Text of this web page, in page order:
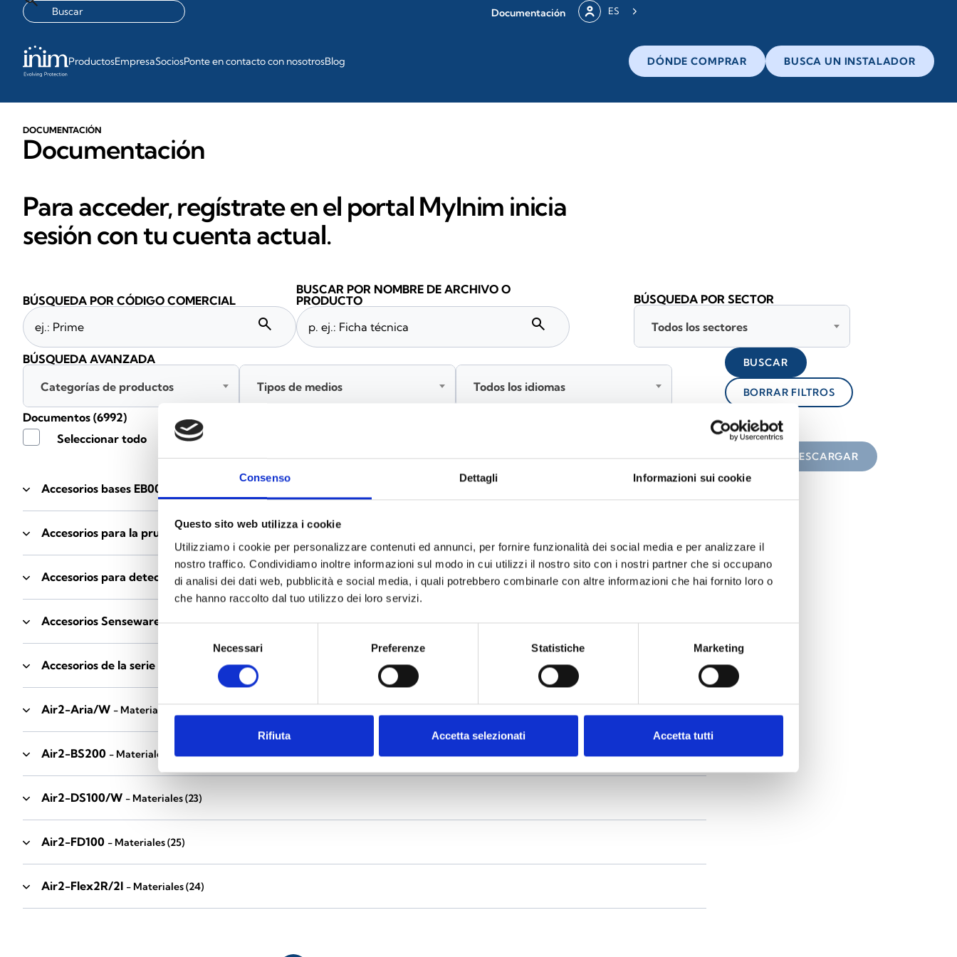
Consenso Dettagli Informazioni sui cookie
Questo sito web utilizza i cookie
Utilizziamo i cookie per personalizzare contenuti ed annunci, per fornire funzionalità dei social media e per analizzare il
nostro traffico. Condividiamo inoltre informazioni sul modo in cui utilizzi il nostro sito con i nostri partner che si occupano
di analisi dei dati web, pubblicità e social media, i quali potrebbero combinarle con altre informazioni che hai fornito loro o
che hanno raccolto dal tuo utilizzo dei loro servizi.
Necessari Preferenze Statistiche Marketing
Rifiuta Accetta selezionati Accetta tutti
Documentación ES
ProductosEmpresaSociosPonte en contacto con nosotrosBlog DÓNDE COMPRAR BUSCA UN INSTALADOR
DOCUMENTACIÓN
Documentación
Para acceder, regístrate en el portal MyInim inicia
sesión con tu cuenta actual.
Accesorios bases EB00
Accesorios para la prueba de detectores
Accesorios para detectores Enea - Materiales(35)
Accesorios Senseware - Materiales(2)
Accesorios de la serie Industrial - Materiales
Air2-Aria/W - Materiales
Air2-BS200 - Materiales (34)
Air2-DS100/W - Materiales(23)
Air2-FD100 - Materiales(25)
Air2-Flex2R/2I - Materiales(24)
Documentos (6992)
Seleccionar todo
DESCARGAR
BÚSQUEDA POR CÓDIGO COMERCIAL
search
BUSCAR POR NOMBRE DE ARCHIVO O
PRODUCTO
search
BÚSQUEDA POR SECTOR
Todos los sectores
BÚSQUEDA AVANZADA
Categorías de productos
Tipos de medios Todos los idiomas
BUSCAR
BORRAR FILTROS